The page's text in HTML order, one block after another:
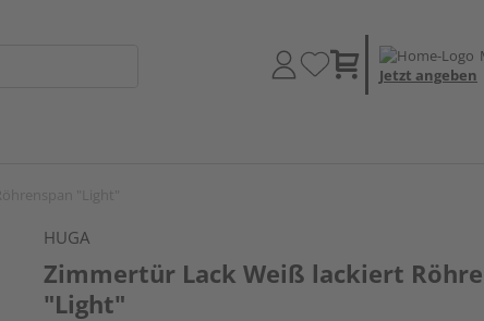
Jetzt angeben
HUGA
Zimmertür Lack Weiß lackiert
"Light"